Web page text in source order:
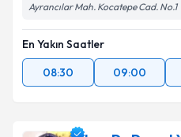
Ayrancılar Mah. Kocatepe Cad. No.1
En Yakın Saatler
08:30
09:00